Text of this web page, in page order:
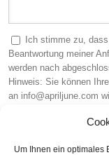
Um Ihnen ein optimales
Ich stimme zu,
Beantwortung meiner
werden nach
Hinweis: Sie können
an info@apriljune.com